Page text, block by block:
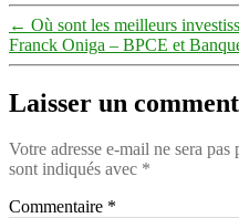
← Où sont les meilleurs
Franck Oniga – BPCE et
Laisser un
Votre adresse e-mail ne sera pas
sont indiqués avec *
Commentaire *